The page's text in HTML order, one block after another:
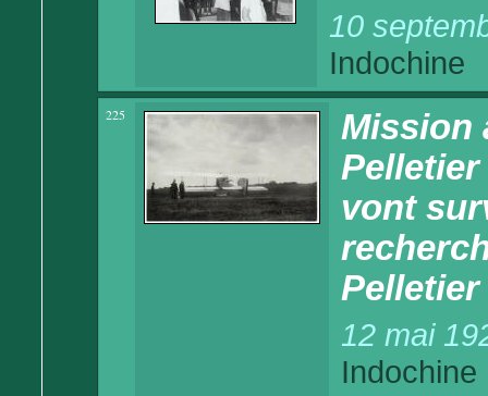
10
Indochine
225
Mission
vont
12 mai
Indochine